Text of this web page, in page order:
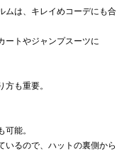
ムは、キレイめコーデにも合
ートやジャンプスーツに
も重要。
能。
いるので、ハットの裏側から